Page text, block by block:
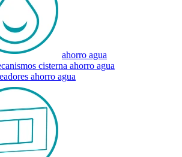
ahorro agua
cisterna ahorro agua
ahorro agua